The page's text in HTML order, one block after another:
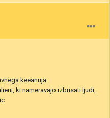
keeanuja
ki nameravajo izbrisati ljudi,